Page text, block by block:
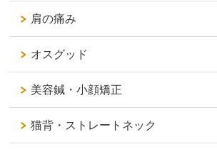
肩の痛み
オスグッド
美容鍼・小顔矯正
猫背・ストレートネック